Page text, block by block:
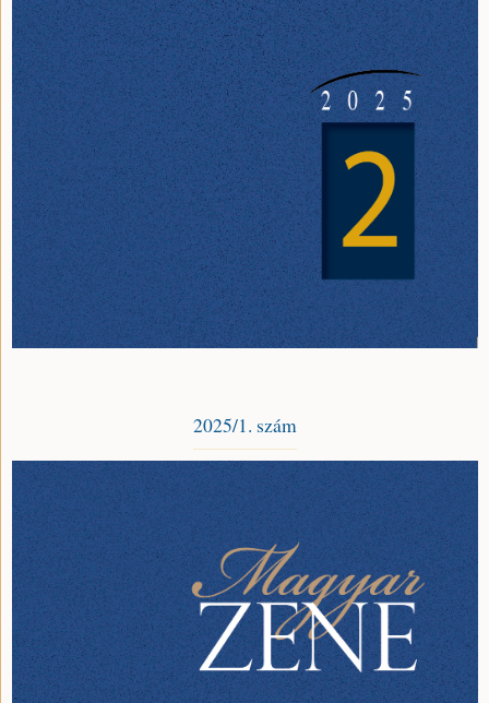
2025/1. szám